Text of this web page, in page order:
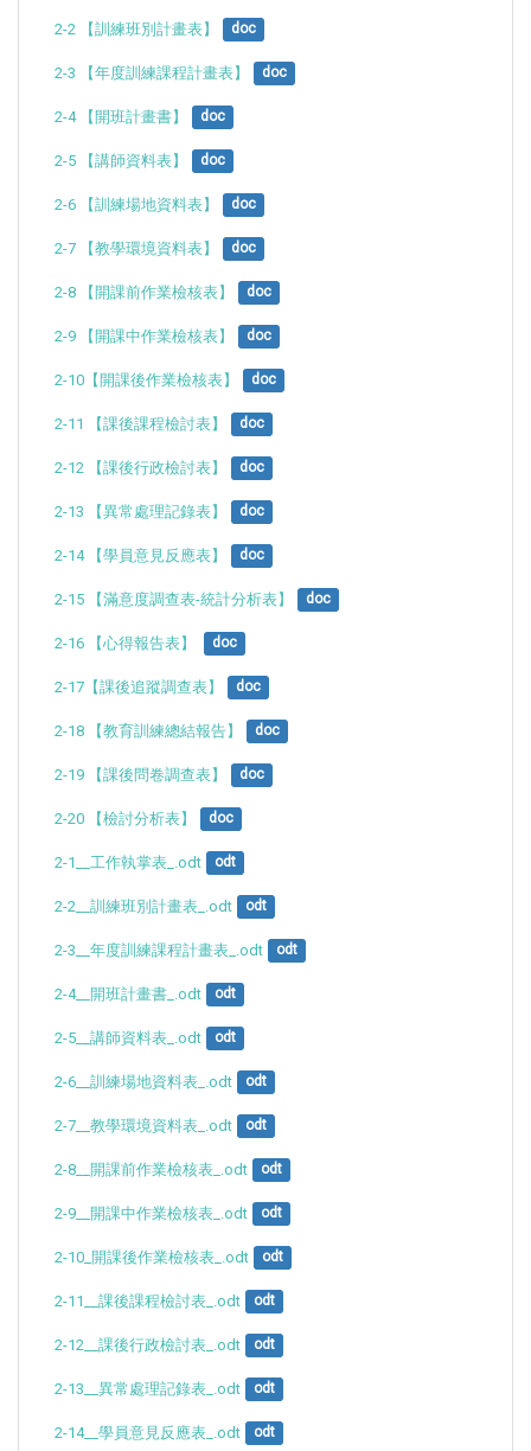
2-2 【訓練班別計畫表】 doc
2-3 【年度訓練課程計畫表】 doc
2-4 【開班計畫書】 doc
2-5 【講師資料表】 doc
2-6 【訓練場地資料表】 doc
2-7 【教學環境資料表】 doc
2-8 【開課前作業檢核表】 doc
2-9 【開課中作業檢核表】 doc
2-10【開課後作業檢核表】 doc
2-11 【課後課程檢討表】 doc
2-12 【課後行政檢討表】 doc
2-13 【異常處理記錄表】 doc
2-14 【學員意見反應表】 doc
2-15 【滿意度調查表-統計分析表】 doc
2-16 【心得報告表】 doc
2-17【課後追蹤調查表】 doc
2-18 【教育訓練總結報告】 doc
2-19 【課後問卷調查表】 doc
2-20 【檢討分析表】 doc
2-1__工作執掌表_.odt odt
2-2__訓練班別計畫表_.odt odt
2-3__年度訓練課程計畫表_.odt odt
2-4__開班計畫書_.odt odt
2-5__講師資料表_.odt odt
2-6__訓練場地資料表_.odt odt
2-7__教學環境資料表_.odt odt
2-8__開課前作業檢核表_.odt odt
2-9__開課中作業檢核表_.odt odt
2-10_開課後作業檢核表_.odt odt
2-11__課後課程檢討表_.odt odt
2-12__課後行政檢討表_.odt odt
2-13__異常處理記錄表_.odt odt
2-14__學員意見反應表_.odt odt